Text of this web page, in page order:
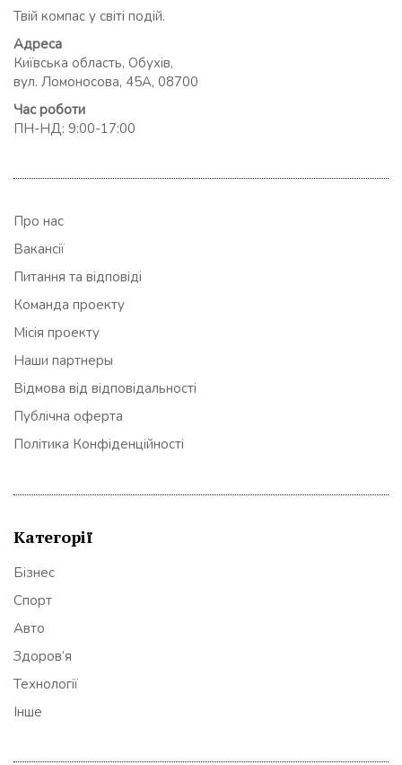
Твій компас у світі подій.
Адреса
Київська область, Обухів,
вул. Ломоносова, 45А, 08700
Час роботи
ПН-НД: 9:00-17:00
Про нас
Вакансії
Питання та відповіді
Команда проекту
Місія проекту
Наши партнеры
Відмова від відповідальності
Публічна оферта
Політика Конфіденційності
Категорії
Бізнес
Спорт
Авто
Здоров’я
Технології
Інше